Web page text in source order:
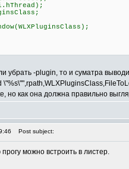
убрать -plugin, то и суматра
но как она должна правильно
Post subject:
можно встроить в листер.